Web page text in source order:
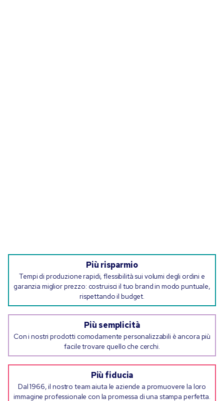
Più risparmio
Tempi di produzione rapidi, flessibilità sui volumi degli ordini e
garanzia miglior prezzo: costruisci il tuo brand in modo puntuale,
rispettando il budget.
Più semplicità
Con i nostri prodotti comodamente personalizzabili è ancora più
facile trovare quello che cerchi.
Più fiducia
Dal 1966, il nostro team aiuta le aziende a promuovere la loro
immagine professionale con la promessa di una stampa perfetta.